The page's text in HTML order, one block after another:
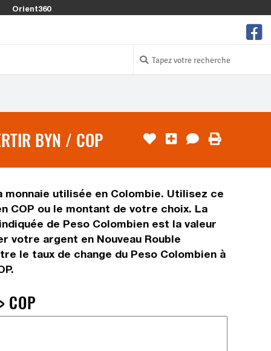
Orient360
BYN / COP
monnaie utilisée en Colombie. Utilisez ce
COP ou le montant de votre choix. La
de Peso Colombien est la valeur
votre argent en Nouveau Rouble
le taux de change du Peso Colombien à
COP